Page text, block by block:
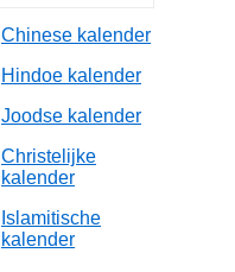
Chinese kalender
Hindoe kalender
Joodse kalender
Christelijke
kalender
Islamitische
kalender